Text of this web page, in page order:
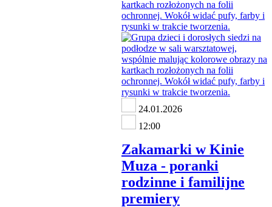
24.01.2026
12:00
Zakamarki w Kinie
Muza - poranki
rodzinne i familijne
premiery